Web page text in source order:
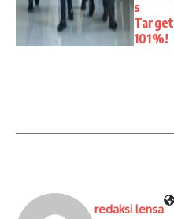
s
Target
101%!
redaksi lensa